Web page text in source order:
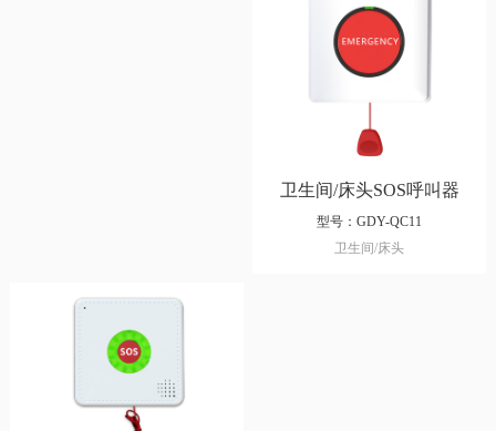
卫生间/床头SOS呼叫器
型号：GDY-QC11
卫生间/床头